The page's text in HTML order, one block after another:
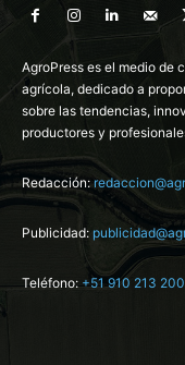
AgroPress es el medio de
agrícola, dedicado a
sobre las tendencias,
productores y
Redacción:
Publicidad:
Teléfono: +51 910 213 200